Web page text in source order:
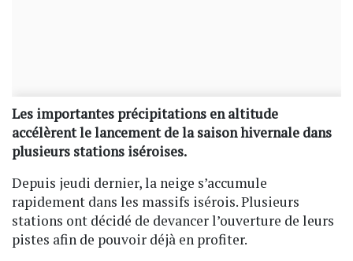
Les importantes précipitations en altitude
accélèrent le lancement de la saison hivernale dans
plusieurs stations iséroises.
Depuis jeudi dernier, la neige s’accumule
rapidement dans les massifs isérois. Plusieurs
stations ont décidé de devancer l’ouverture de leurs
pistes afin de pouvoir déjà en profiter.